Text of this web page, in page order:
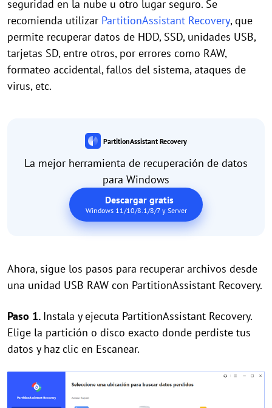
seguridad en la nube u otro lugar seguro. Se
recomienda utilizar PartitionAssistant Recovery, que
permite recuperar datos de HDD, SSD, unidades USB,
tarjetas SD, entre otros, por errores como RAW,
formateo accidental, fallos del sistema, ataques de
virus, etc.
PartitionAssistant Recovery
La mejor herramienta de recuperación de datos
para Windows
Descargar gratis
Windows 11/10/8.1/8/7 y Server
Ahora, sigue los pasos para recuperar archivos desde
una unidad USB RAW con PartitionAssistant Recovery.
Paso 1. Instala y ejecuta PartitionAssistant Recovery.
Elige la partición o disco exacto donde perdiste tus
datos y haz clic en Escanear.